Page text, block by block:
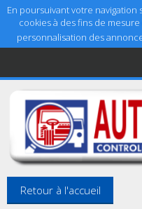
En poursuivant votre
cookies à des fins de
personnalisation des
Accueil
Aide
Mentions légales
Retour à l'accueil